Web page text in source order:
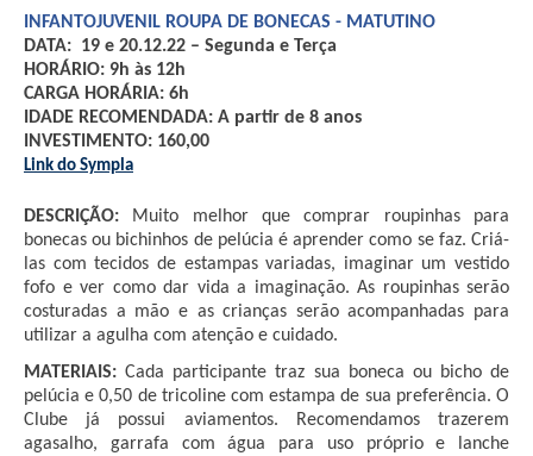
INFANTOJUVENIL ROUPA DE BONECAS - MATUTINO
DATA:  19 e 20.12.22 – Segunda e Terça
HORÁRIO: 9h às 12h
CARGA HORÁRIA: 6h
IDADE RECOMENDADA: A partir de 8 anos
INVESTIMENTO: 160,00
Link do Sympla
DESCRIÇÃO: Muito melhor que comprar roupinhas para
bonecas ou bichinhos de pelúcia é aprender como se faz. Criá-
las com tecidos de estampas variadas, imaginar um vestido
fofo e ver como dar vida a imaginação. As roupinhas serão
costuradas a mão e as crianças serão acompanhadas para
utilizar a agulha com atenção e cuidado.
MATERIAIS: Cada participante traz sua boneca ou bicho de
pelúcia e 0,50 de tricoline com estampa de sua preferência. O
Clube já possui aviamentos. Recomendamos trazerem
agasalho, garrafa com água para uso próprio e lanche